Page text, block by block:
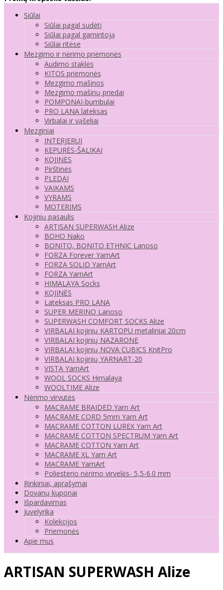
Siūlai
Siūlai pagal sudėtį
Siūlai pagal gamintoją
Siūlai ritėse
Mezgimo ir nėrimo priemonės
Audimo staklės
KITOS priemonės
Mezgimo mašinos
Mezgimo mašinų priedai
POMPONAI-bumbulai
PRO LANA lateksas
Virbalai ir vąšeliai
Mezginiai
INTERJERUI
KEPURĖS-ŠALIKAI
KOJINĖS
Pirštinės
PLEDAI
VAIKAMS
VYRAMS
MOTERIMS
Kojinių pasaulis
ARTISAN SUPERWASH Alize
BOHO Nako
BONITO, BONITO ETHNIC Lanoso
FORZA Forever YarnArt
FORZA SOLID YarnArt
FORZA YarnArt
HIMALAYA Socks
KOJINĖS
Lateksas PRO LANA
SUPER MERINO Lanoso
SUPERWASH COMFORT SOCKS Alize
VIRBALAI kojinių KARTOPU metaliniai 20cm
VIRBALAI kojinių NAZARONE
VIRBALAI kojinių NOVA CUBICS KnitPro
VIRBALAI kojinių YARNART-20
VISTA YarnArt
WOOL SOCKS Himalaya
WOOLTIME Alize
Nėrimo virvutės
MACRAME BRAIDED Yarn Art
MACRAME CORD 5mm Yarn Art
MACRAME COTTON LUREX Yarn Art
MACRAME COTTON SPECTRUM Yarn Art
MACRAME COTTON Yarn Art
MACRAME XL Yarn Art
MACRAME YarnArt
Poliesterio nėrimo virvelės- 5,5-6.0 mm
Rinkiniai, aprašymai
Dovanų kuponai
Išpardavimas
Juvelyrika
Kolekcijos
Priemonės
Apie mus
ARTISAN SUPERWASH Alize